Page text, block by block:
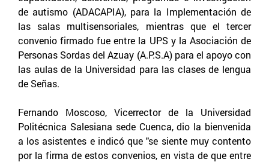
de autismo (ADACAPIA), para la Implementación de
las salas multisensoriales, mientras que el tercer
convenio firmado fue entre la UPS y la Asociación de
Personas Sordas del Azuay (A.P.S.A) para el apoyo con
las aulas de la Universidad para las clases de lengua
de Señas.
Fernando Moscoso, Vicerrector de la Universidad
Politécnica Salesiana sede Cuenca, dio la bienvenida
a los asistentes e indicó que "se siente muy contento
por la firma de estos convenios, en vista de que entre